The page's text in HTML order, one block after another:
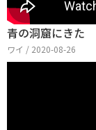
青の洞窟にきた
ワイ / 2020-08-26